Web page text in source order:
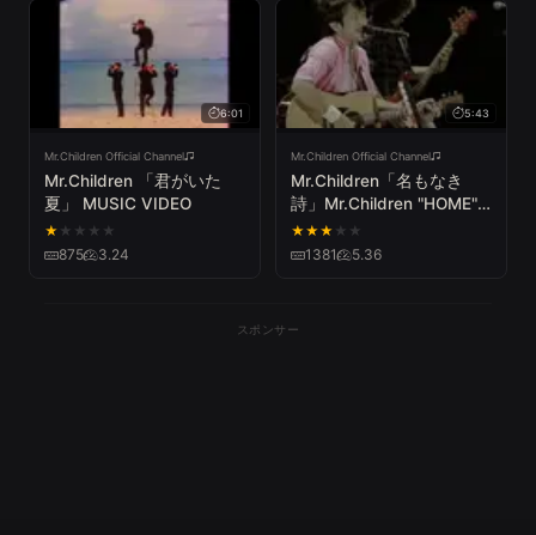
6:01
Mr.Children Official Channel
Mr.Children 「君がいた
夏」 MUSIC VIDEO
★ ★ ★ ★ ★
875 3.24
5:43
Mr.Children Official Channel
Mr.Children「名もなき
詩」Mr.Children "HOME"
TOUR 2007 ～in the field
～
★★★ ★ ★
1381 5.36
スポンサー